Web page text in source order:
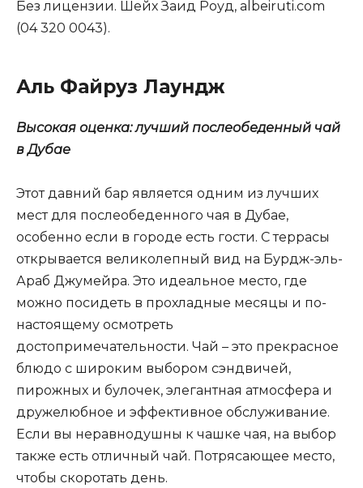
Без лицензии. Шейх Заид Роуд, albeiruti.com
(04 320 0043).
Аль Файруз Лаундж
Высокая оценка: лучший послеобеденный чай
в Дубае
Этот давний бар является одним из лучших
мест для послеобеденного чая в Дубае,
особенно если в городе есть гости. С террасы
открывается великолепный вид на Бурдж-эль-
Араб Джумейра. Это идеальное место, где
можно посидеть в прохладные месяцы и по-
настоящему осмотреть
достопримечательности. Чай – это прекрасное
блюдо с широким выбором сэндвичей,
пирожных и булочек, элегантная атмосфера и
дружелюбное и эффективное обслуживание.
Если вы неравнодушны к чашке чая, на выбор
также есть отличный чай. Потрясающее место,
чтобы скоротать день.